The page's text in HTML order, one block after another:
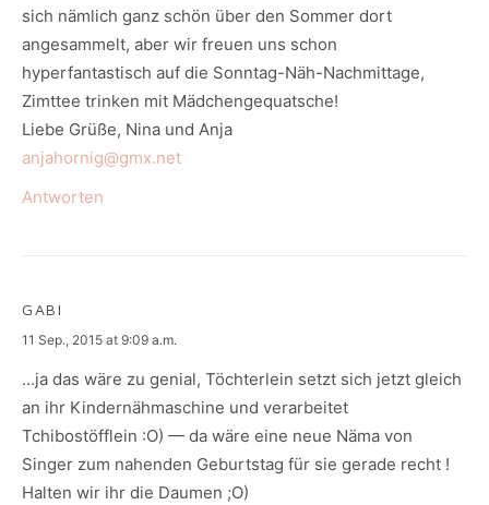
sich nämlich ganz schön über den Sommer dort
angesammelt, aber wir freuen uns schon
hyperfantastisch auf die Sonntag-Näh-Nachmittage,
Zimttee trinken mit Mädchengequatsche!
Liebe Grüße, Nina und Anja
anjahornig@gmx.net
Antworten
GABI
says:
11 Sep., 2015 at 9:09 a.m.
…ja das wäre zu genial, Töchterlein setzt sich jetzt gleich
an ihr Kindernähmaschine und verarbeitet
Tchibostöfflein :O) — da wäre eine neue Näma von
Singer zum nahenden Geburtstag für sie gerade recht !
Halten wir ihr die Daumen ;O)